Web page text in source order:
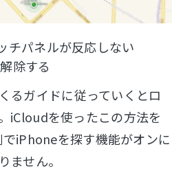
チパネルが反応しない
除する
るガイドに従っていくとロ
iCloudを使ったこの方法を
iPhoneを探す機能がオンに
ません。